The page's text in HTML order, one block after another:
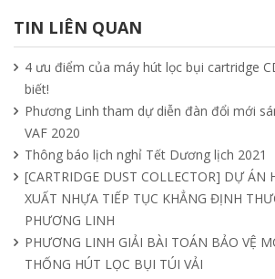
15/04/2025
11/04/2025
Quạt nồi hơi công
04/04/2025
TIN LIÊN QUAN
4 ưu điểm của máy hút lọc bụi cartridge
biết!
Phương Linh tham dự diễn đàn đổi mới
VAF 2020
Thông báo lịch nghỉ Tết Dương lịch 2021
[CARTRIDGE DUST COLLECTOR] DỰ ÁN
XUẤT NHỰA TIẾP TỤC KHẲNG ĐỊNH
PHƯƠNG LINH
PHƯƠNG LINH GIẢI BÀI TOÁN BẢO VỆ
THỐNG HÚT LỌC BỤI TÚI VẢI